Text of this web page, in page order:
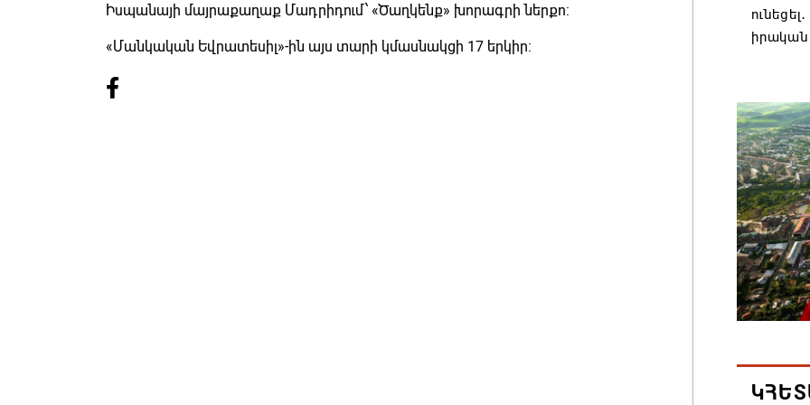
Իսպանայի մայրաքաղաք Մադրիդում՝ «Ծաղկենք» խորագրի ներքո:
«Մանկական Եվրատեսիլ»-ին այս տարի կմասնակցի 17 երկիր:
Մաքսիմ